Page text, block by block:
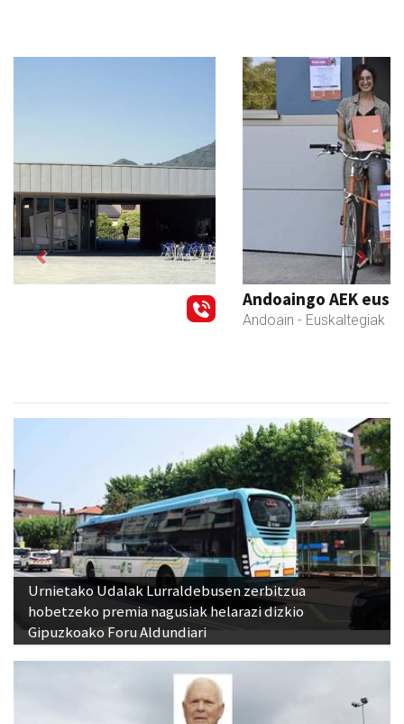
Andoaingo AEK euskaltegia
Previous Next
Urnietako Udalak Lurraldebusen zerbitzua
hobetzeko premia nagusiak helarazi dizkio
Gipuzkoako Foru Aldundiari